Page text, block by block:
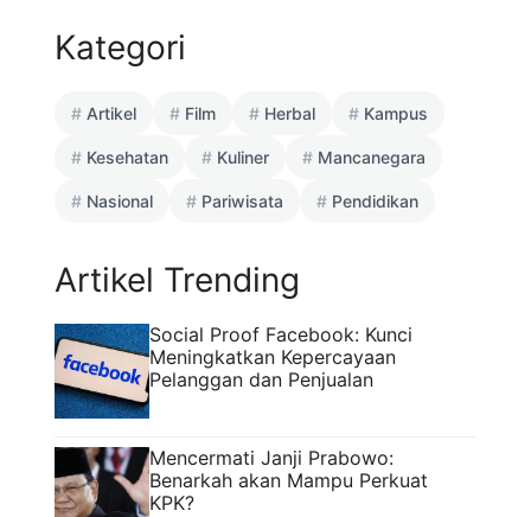
Kategori
Artikel Film Herbal Kampus
Kesehatan Kuliner Mancanegara
Nasional Pariwisata Pendidikan
Artikel Trending
Social Proof Facebook: Kunci
Meningkatkan Kepercayaan
Pelanggan dan Penjualan
Mencermati Janji Prabowo:
Benarkah akan Mampu Perkuat
KPK?